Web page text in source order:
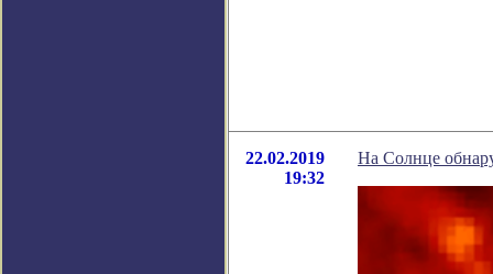
22.02.2019
19:32
На Солнце